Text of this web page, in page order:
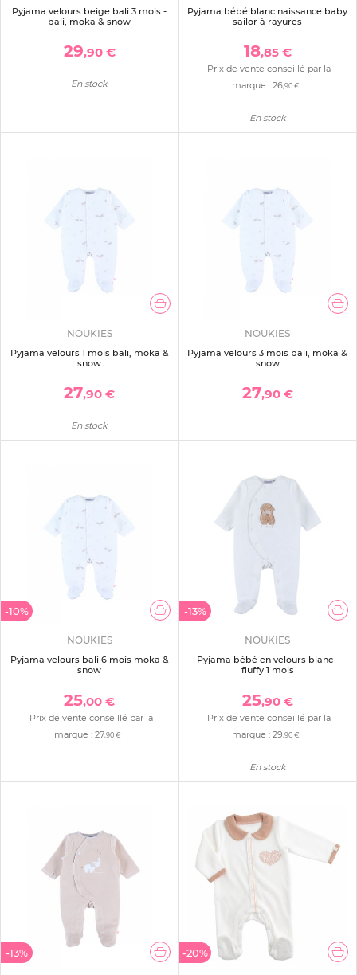
Pyjama velours beige bali 3 mois -
bali, moka & snow
29,90 €
En stock
Pyjama bébé blanc naissance baby
sailor à rayures
18,85 €
Prix de vente conseillé par la
marque :26,90 €
En stock
NOUKIES
Pyjama velours 1 mois bali, moka &
snow
27,90 €
En stock
NOUKIES
Pyjama velours 3 mois bali, moka &
snow
27,90 €
-10%
NOUKIES
Pyjama velours bali 6 mois moka &
snow
25,00 €
Prix de vente conseillé par la
marque :27,90 €
-13%
NOUKIES
Pyjama bébé en velours blanc -
fluffy 1 mois
25,90 €
Prix de vente conseillé par la
marque :29,90 €
En stock
-13% -20%